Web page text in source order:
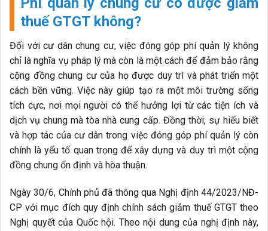
thuế GTGT không?
Đối với cư dân chung cư, việc đóng góp phí quản lý không
chỉ là nghĩa vụ pháp lý mà còn là một cách để đảm bảo rằng
cộng đồng chung cư của họ được duy trì và phát triển một
cách bền vững. Việc này giúp tạo ra một môi trường sống
tích cực, nơi mọi người có thể hưởng lợi từ các tiện ích và
dịch vụ chung mà tòa nhà cung cấp. Đồng thời, sự hiểu biết
và hợp tác của cư dân trong việc đóng góp phí quản lý còn
chính là yếu tố quan trọng để xây dựng và duy trì một cộng
đồng chung ổn định và hòa thuận.
Ngày 30/6, Chính phủ đã thông qua Nghị định 44/2023/NĐ-
CP với mục đích quy định chính sách giảm thuế GTGT theo
Nghị quyết của Quốc hội. Theo nội dung của nghị định này,